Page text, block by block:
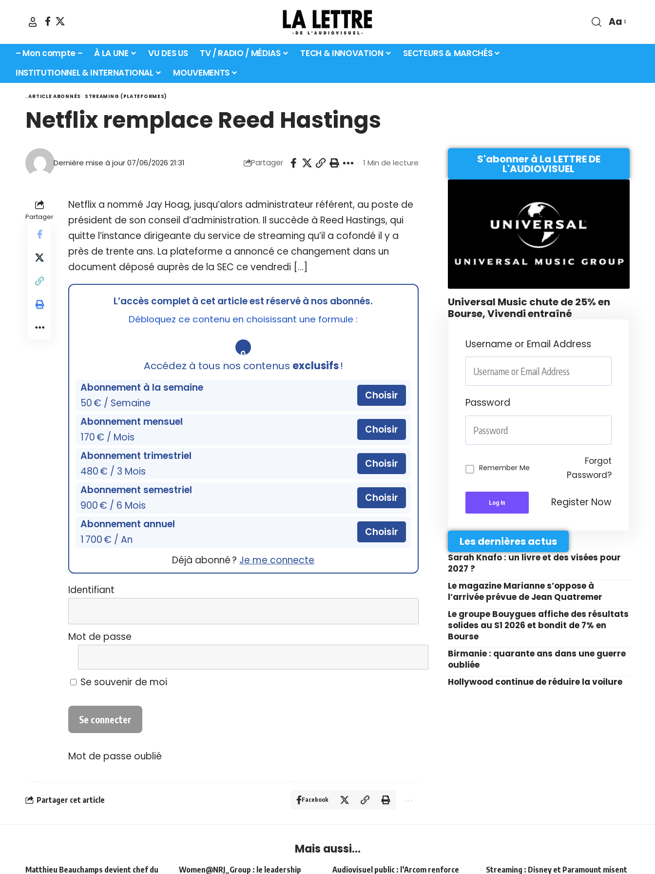
Aa
– Mon compte – À LA UNE VU DES US TV / RADIO / MÉDIAS TECH & INNOVATION
SECTEURS & MARCHÉS
INSTITUTIONNEL & INTERNATIONAL
MOUVEMENTS
. ARTICLE ABONNÉS STREAMING (PLATEFORMES)
Netflix remplace Reed Hastings
Dernière mise à jour 07/06/2026 21:31 Partager 1 Min de lecture
Partager
Netflix a nommé Jay Hoag, jusqu’alors administrateur référent, au poste de
président de son conseil d’administration. Il succède à Reed Hastings, qui
quitte l’instance dirigeante du service de streaming qu’il a cofondé il y a
près de trente ans. La plateforme a annoncé ce changement dans un
document déposé auprès de la SEC ce vendredi […]
L’accès complet à cet article est réservé à nos abonnés.
Débloquez ce contenu en choisissant une formule :
🔒
Accédez à tous nos contenus exclusifs!
Abonnement à la semaine
50 € / Semaine
Choisir
Abonnement mensuel
170 € / Mois
Choisir
Abonnement trimestriel
480 € / 3 Mois
Choisir
Abonnement semestriel
900 € / 6 Mois
Choisir
Abonnement annuel
1 700 € / An
Choisir
Déjà abonné ? Je me connecte
Identifiant
Mot de passe
Se souvenir de moi
Mot de passe oublié
Partager cet article Facebook
S'abonner à La LETTRE DE
L'AUDIOVISUEL
Universal Music chute de 25% en
Bourse, Vivendi entraîné
Username or Email Address
Password
Remember Me
Forgot
Password?
Log In Register Now
Les dernières actus
Sarah Knafo : un livre et des visées pour
2027 ?
Le magazine Marianne s’oppose à
l’arrivée prévue de Jean Quatremer
Le groupe Bouygues affiche des résultats
solides au S1 2026 et bondit de 7% en
Bourse
Birmanie : quarante ans dans une guerre
oubliée
Hollywood continue de réduire la voilure
Mais aussi...
Matthieu Beauchamps devient chef du Women@NRJ_Group : le leadership Audiovisuel public : l’Arcom renforce Streaming : Disney et Paramount misent